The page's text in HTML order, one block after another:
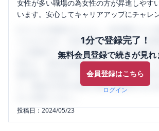
女性が多い職場の為女性の方が昇進しやす
います。安心してキャリアアップにチャレ
1分で登録完了！
無料会員登録で続きが見れ
会員登録はこちら
ログイン
うになります。SHEHUB(シーハブ)は、女性
ミの投稿サイトです。給与面・女性の働き
判など、女性の転職は気にすべき点がたく
輩社員（元社員）の口コミを通して、本当
り、将来の不安や現在の悩みを解消するた
投稿日：2024/05/23